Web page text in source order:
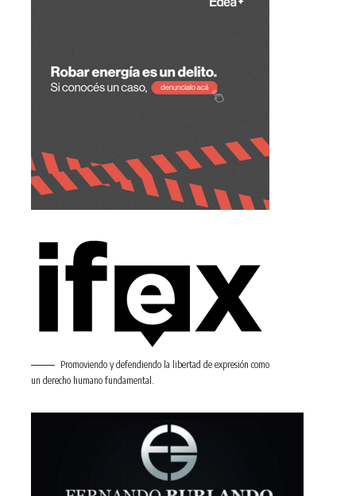
Promoviendo y defendiendo la libertad de expresión como
un derecho humano fundamental.